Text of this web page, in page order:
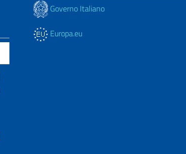
Governo Italiano
Europa.eu